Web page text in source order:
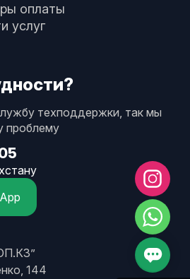
оплаты
услуг
техподдержки, так мы
проблему
144